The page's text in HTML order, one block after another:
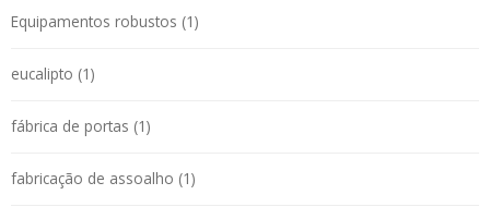
Equipamentos robustos (1)
eucalipto (1)
fábrica de portas (1)
fabricação de assoalho (1)